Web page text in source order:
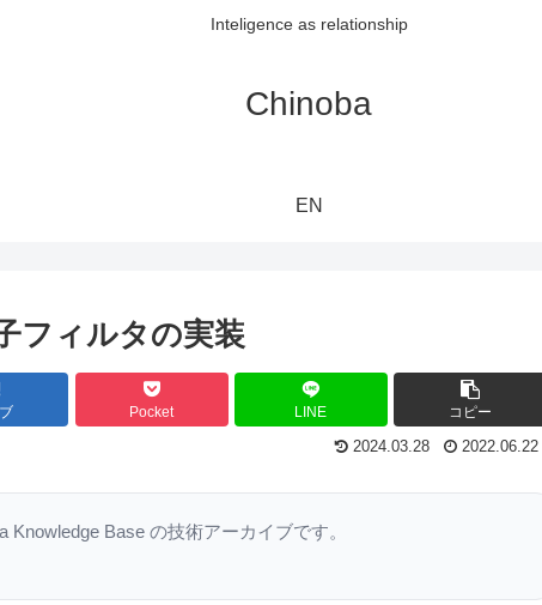
Inteligence as relationship
Chinoba
EN
フィルタの実装
Pocket LINE コピー
2024.03.28 2022.06.22
Knowledge Base の技術アーカイブです。